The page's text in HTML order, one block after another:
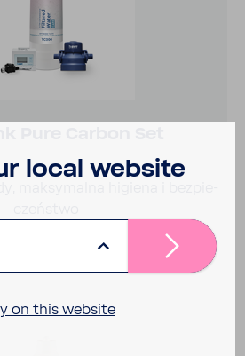
local website
on this website